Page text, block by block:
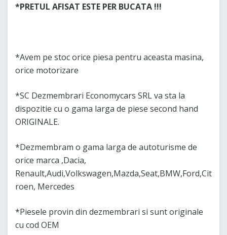
*PRETUL AFISAT ESTE PER BUCATA !!!
*Avem pe stoc orice piesa pentru aceasta masina,
orice motorizare
*SC Dezmembrari Economycars SRL va sta la
dispozitie cu o gama larga de piese second hand
ORIGINALE.
*Dezmembram o gama larga de autoturisme de
orice marca ,Dacia,
Renault,Audi,Volkswagen,Mazda,Seat,BMW,Ford,Cit
roen, Mercedes
*Piesele provin din dezmembrari si sunt originale
cu cod OEM